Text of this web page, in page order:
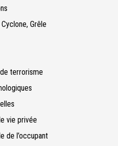
Grêle
terrorisme
vie privée
de l’occupant